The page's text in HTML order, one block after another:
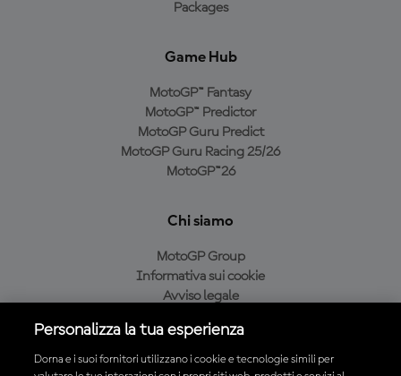
Packages
Game Hub
MotoGP™ Fantasy
MotoGP™ Predictor
MotoGP Guru Predict
MotoGP Guru Racing 25/26
MotoGP™26
Chi siamo
MotoGP Group
Informativa sui cookie
Avviso legale
Condizioni di acquisto
Personalizza la tua esperienza
Dorna e i suoi fornitori utilizzano i cookie e tecnologie simili per